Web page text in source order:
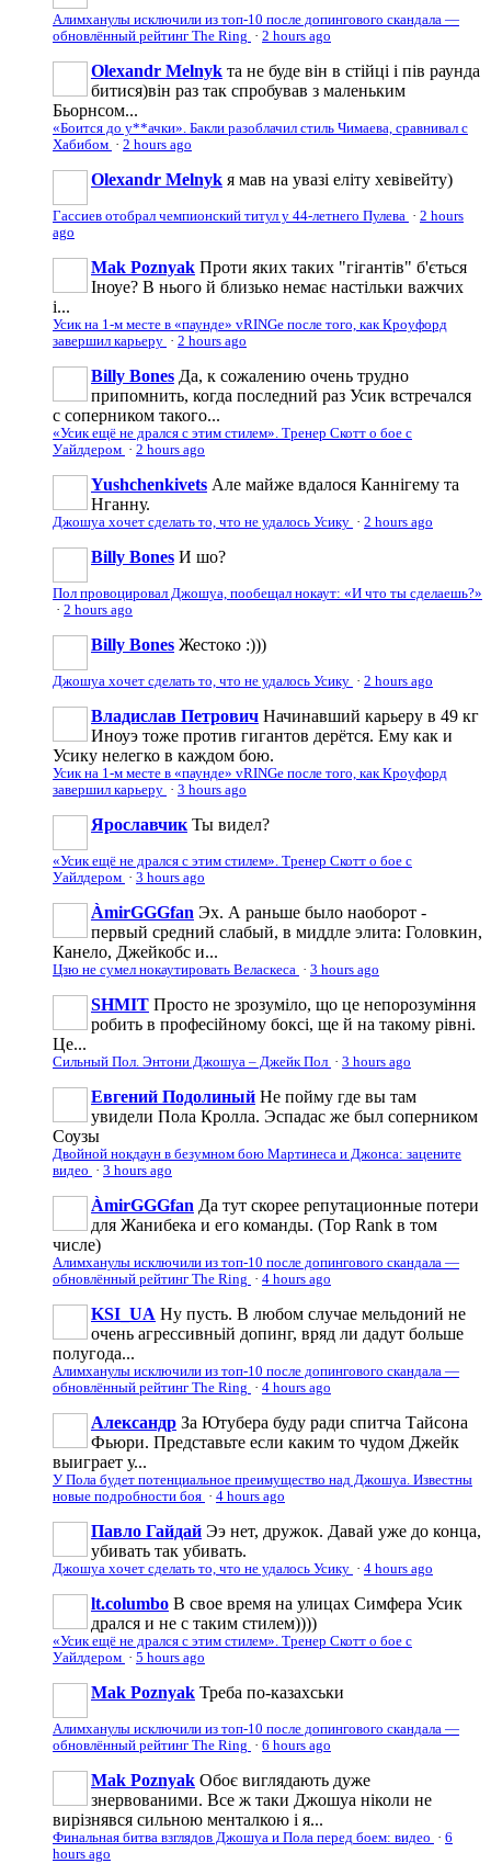
Алимханулы исключили из топ-10 после допингового скандала —
обновлённый рейтинг The Ring · 2 hours ago
Olexandr Melnyk та не буде він в стійці і пів раунда
битися)він раз так спробував з маленьким
Бьорнсом...
«Боится до у**ачки». Бакли разоблачил стиль Чимаева, сравнивал с
Хабибом · 2 hours ago
Olexandr Melnyk я мав на увазі еліту хевівейту)
Гассиев отобрал чемпионский титул у 44-летнего Пулева · 2 hours
ago
Mak Poznyak Проти яких таких "гігантів" б'ється
Іноуе? В нього й близько немає настільки важчих
і...
Усик на 1-м месте в «паунде» vRINGe после того, как Кроуфорд
завершил карьеру · 2 hours ago
Billy Bones Да, к сожалению очень трудно
припомнить, когда последний раз Усик встречался
с соперником такого...
«Усик ещё не дрался с этим стилем». Тренер Скотт о бое с
Уайлдером · 2 hours ago
Yushchenkivets Але майже вдалося Каннігему та
Нганну.
Джошуа хочет сделать то, что не удалось Усику · 2 hours ago
Billy Bones И шо?
Пол провоцировал Джошуа, пообещал нокаут: «И что ты сделаешь?»
· 2 hours ago
Billy Bones Жестоко :)))
Джошуа хочет сделать то, что не удалось Усику · 2 hours ago
Владислав Петрович Начинавший карьеру в 49 кг
Иноуэ тоже против гигантов дерётся. Ему как и
Усику нелегко в каждом бою.
Усик на 1-м месте в «паунде» vRINGe после того, как Кроуфорд
завершил карьеру · 3 hours ago
Ярославчик Ты видел?
«Усик ещё не дрался с этим стилем». Тренер Скотт о бое с
Уайлдером · 3 hours ago
ÀmirGGGfan Эх. А раньше было наоборот -
первый средний слабый, в миддле элита: Головкин,
Канело, Джейкобс и...
Цзю не сумел нокаутировать Веласкеса · 3 hours ago
SHMIT Просто не зрозуміло, що це непорозуміння
робить в професійному боксі, ще й на такому рівні.
Це...
Сильный Пол. Энтони Джошуа – Джейк Пол · 3 hours ago
Евгений Подолиный Не пойму где вы там
увидели Пола Кролла. Эспадас же был соперником
Соузы
Двойной нокдаун в безумном бою Мартинеса и Джонса: зацените
видео · 3 hours ago
ÀmirGGGfan Да тут скорее репутационные потери
для Жанибека и его команды. (Top Rank в том
числе)
Алимханулы исключили из топ-10 после допингового скандала —
обновлённый рейтинг The Ring · 4 hours ago
KSI_UA Ну пусть. В любом случае мельдоний не
очень агрессивньій допинг, вряд ли дадут больше
полугода...
Алимханулы исключили из топ-10 после допингового скандала —
обновлённый рейтинг The Ring · 4 hours ago
Александр За Ютубера буду ради спитча Тайсона
Фьюри. Представьте если каким то чудом Джейк
выиграет у...
У Пола будет потенциальное преимущество над Джошуа. Известны
новые подробности боя · 4 hours ago
Павло Гайдай Ээ нет, дружок. Давай уже до конца,
убивать так убивать.
Джошуа хочет сделать то, что не удалось Усику · 4 hours ago
lt.columbo В свое время на улицах Симфера Усик
дрался и не с таким стилем))))
«Усик ещё не дрался с этим стилем». Тренер Скотт о бое с
Уайлдером · 5 hours ago
Mak Poznyak Треба по-казахськи
Алимханулы исключили из топ-10 после допингового скандала —
обновлённый рейтинг The Ring · 6 hours ago
Mak Poznyak Обоє виглядають дуже
знервованими. Все ж таки Джошуа ніколи не
вирізнявся сильною менталкою і я...
Финальная битва взглядов Джошуа и Пола перед боем: видео · 6
hours ago